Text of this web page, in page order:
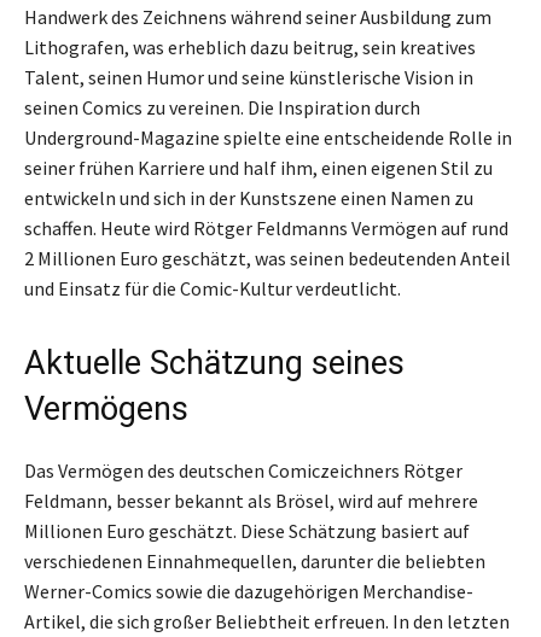
Handwerk des Zeichnens während seiner Ausbildung zum
Lithografen, was erheblich dazu beitrug, sein kreatives
Talent, seinen Humor und seine künstlerische Vision in
seinen Comics zu vereinen. Die Inspiration durch
Underground-Magazine spielte eine entscheidende Rolle in
seiner frühen Karriere und half ihm, einen eigenen Stil zu
entwickeln und sich in der Kunstszene einen Namen zu
schaffen. Heute wird Rötger Feldmanns Vermögen auf rund
2 Millionen Euro geschätzt, was seinen bedeutenden Anteil
und Einsatz für die Comic-Kultur verdeutlicht.
Aktuelle Schätzung seines
Vermögens
Das Vermögen des deutschen Comiczeichners Rötger
Feldmann, besser bekannt als Brösel, wird auf mehrere
Millionen Euro geschätzt. Diese Schätzung basiert auf
verschiedenen Einnahmequellen, darunter die beliebten
Werner-Comics sowie die dazugehörigen Merchandise-
Artikel, die sich großer Beliebtheit erfreuen. In den letzten